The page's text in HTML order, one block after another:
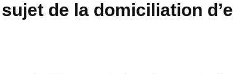
de la domiciliation